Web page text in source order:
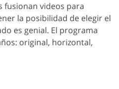
fusionan videos para
la posibilidad de elegir el
es genial. El programa
original, horizontal,